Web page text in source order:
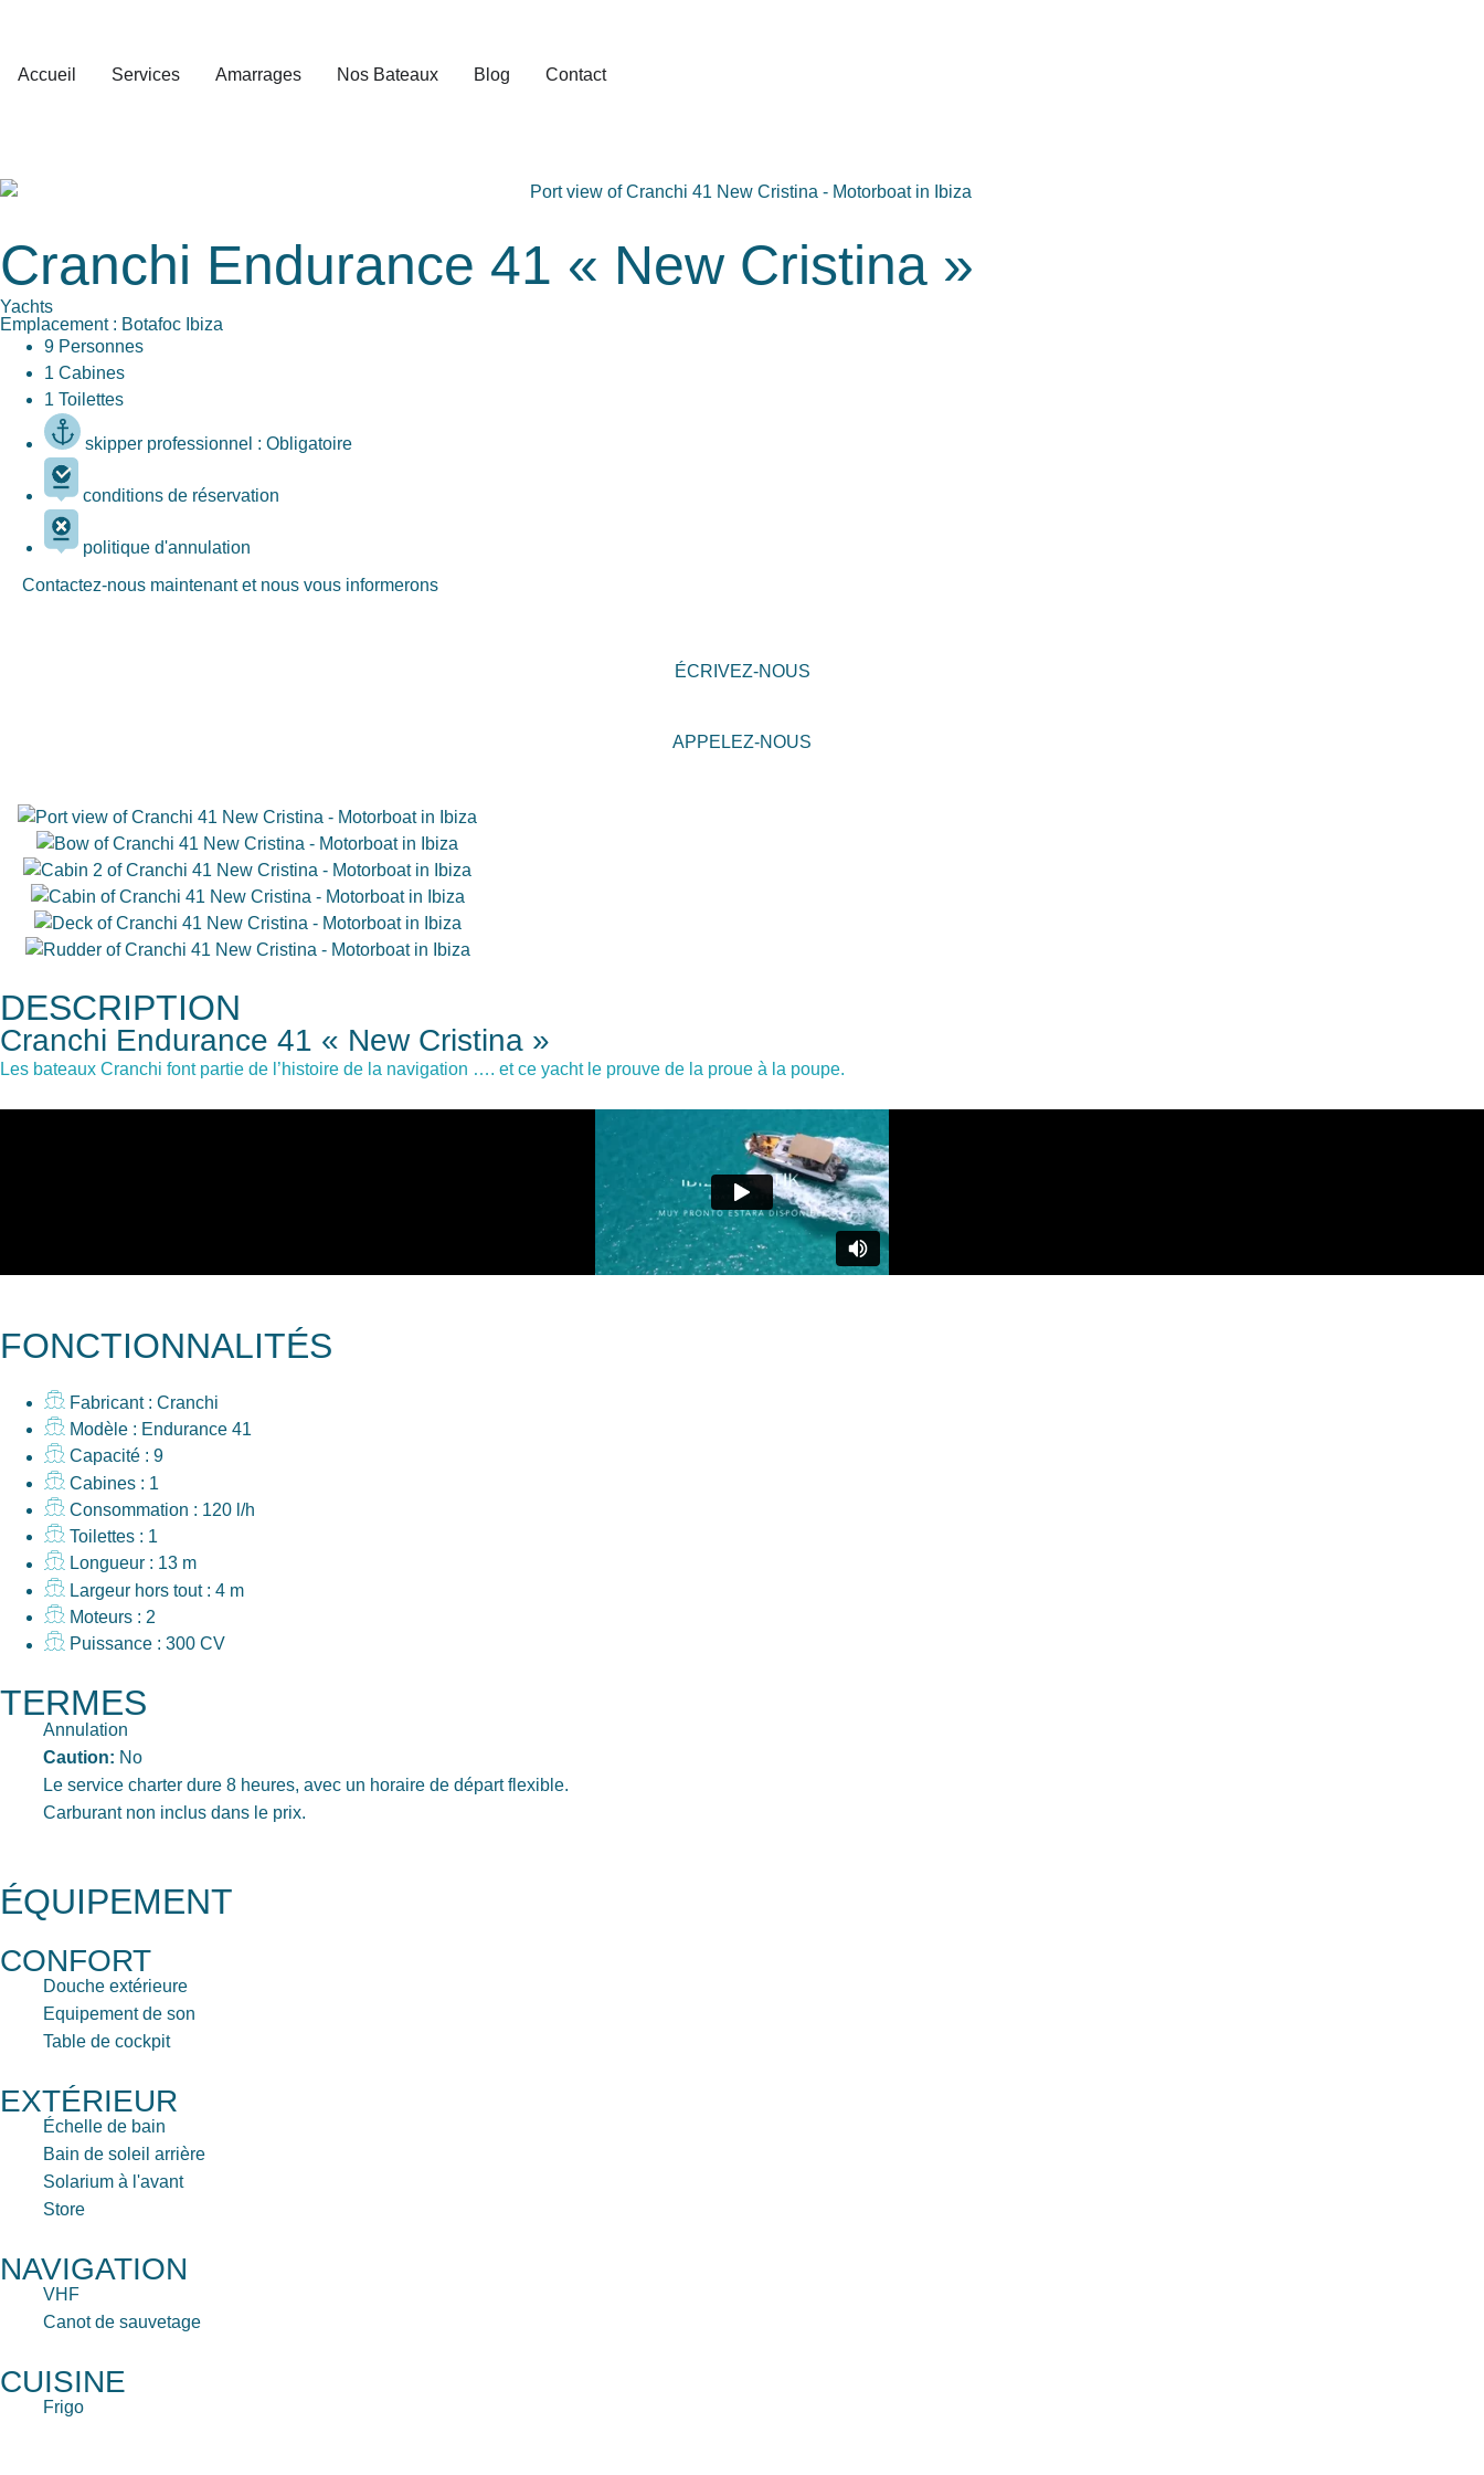
Accueil Services Amarrages Nos Bateaux Blog Contact
Cranchi Endurance 41 « New Cristina »
Yachts
Emplacement : Botafoc Ibiza
9 Personnes
1 Cabines
1 Toilettes
skipper professionnel : Obligatoire
conditions de réservation
politique d'annulation
Contactez-nous maintenant et nous vous informerons
ÉCRIVEZ-NOUS
APPELEZ-NOUS
DESCRIPTION
Cranchi Endurance 41 « New Cristina »
Les bateaux Cranchi font partie de l’histoire de la navigation …. et ce yacht le prouve de la proue à la poupe.
FONCTIONNALITÉS
Fabricant : Cranchi
Modèle : Endurance 41
Capacité : 9
Cabines : 1
Consommation : 120 l/h
Toilettes : 1
Longueur : 13 m
Largeur hors tout : 4 m
Moteurs : 2
Puissance : 300 CV
TERMES
Annulation
Caution: No
Le service charter dure 8 heures, avec un horaire de départ flexible.
Carburant non inclus dans le prix.
ÉQUIPEMENT
CONFORT
Douche extérieure
Equipement de son
Table de cockpit
EXTÉRIEUR
Échelle de bain
Bain de soleil arrière
Solarium à l'avant
Store
NAVIGATION
VHF
Canot de sauvetage
CUISINE
Frigo